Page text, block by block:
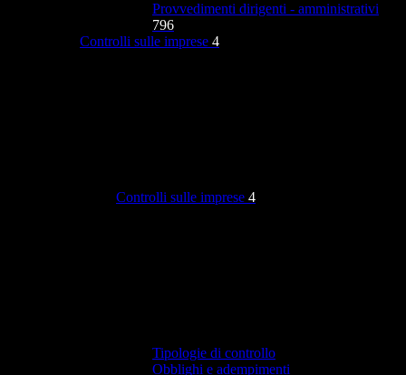
Provvedimenti dirigenti - amministrativi
796
Controlli sulle imprese 4
Controlli sulle imprese 4
Tipologie di controllo
Obblighi e adempimenti